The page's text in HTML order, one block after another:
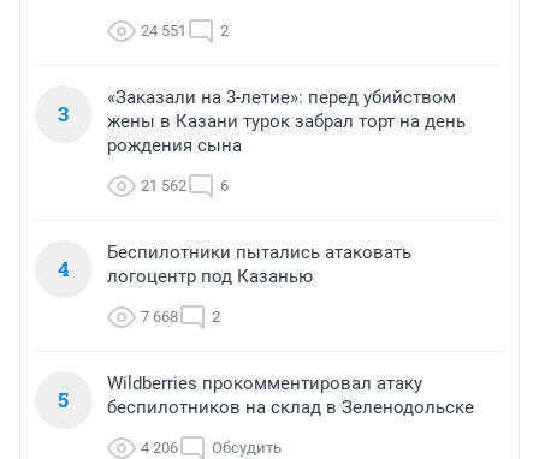
24 551 2
3
«Заказали на 3-летие»: перед убийством
жены в Казани турок забрал торт на день
рождения сына
21 562 6
4
Беспилотники пытались атаковать
логоцентр под Казанью
7 668 2
5
Wildberries прокомментировал атаку
беспилотников на склад в Зеленодольске
4 206 Обсудить